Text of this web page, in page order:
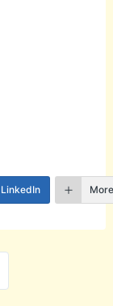
LinkedIn